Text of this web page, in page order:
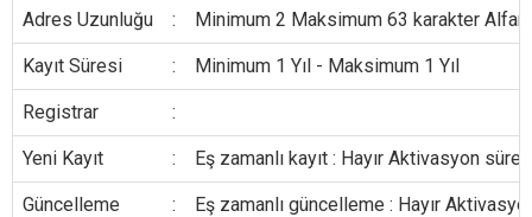
Adres Uzunluğu : Minimum 2 Maksimum 63 karakter
Kayıt Süresi : Minimum 1 Yıl - Maksimum 1 Yıl
Registrar :
Yeni Kayıt : Eş zamanlı kayıt : Hayır Aktivasyon
Güncelleme : Eş zamanlı güncelleme : Hayır